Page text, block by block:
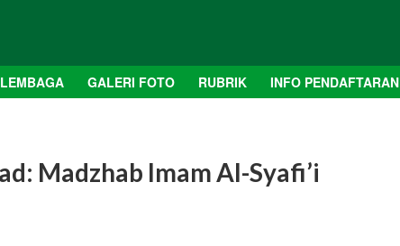
LEMBAGA GALERI FOTO RUBRIK INFO PENDAFTARAN
Madzhab Imam Al-Syafi’i